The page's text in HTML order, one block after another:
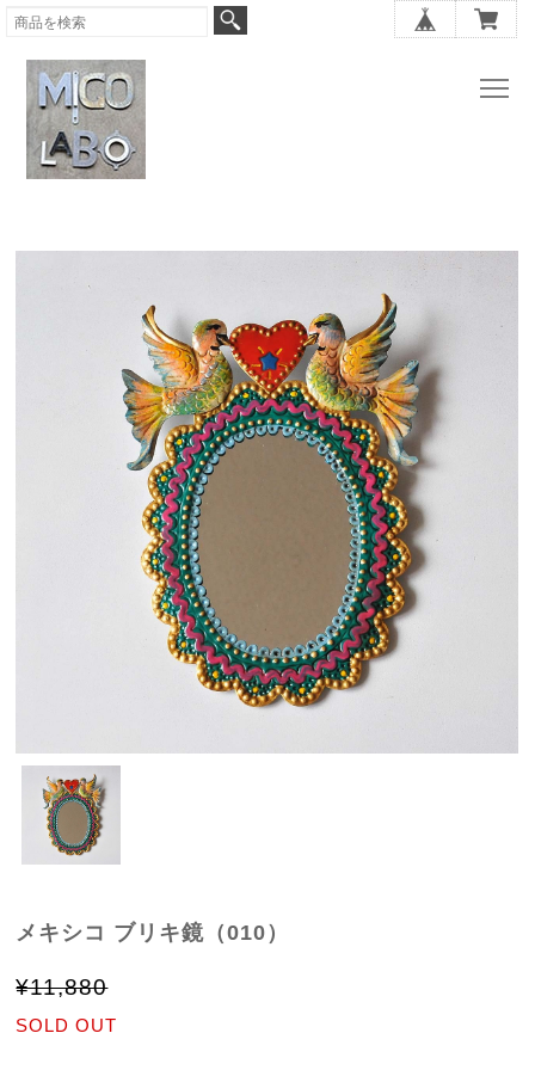
メキシコ ブリキ鏡（010）
¥11,880
SOLD OUT